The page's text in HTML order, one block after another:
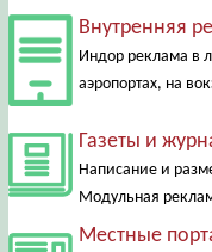
Внутренняя
Индор реклама в
аэропортах, на
Газеты и
Написание и
Модульная
Местные